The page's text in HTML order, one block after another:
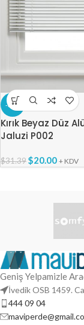
-36%
Kırık Beyaz Düz
Jaluzi P002
$31.39$20.00 + KDV
Geniş Yelpamizle
İvedik OSB 1459.
444 09 04